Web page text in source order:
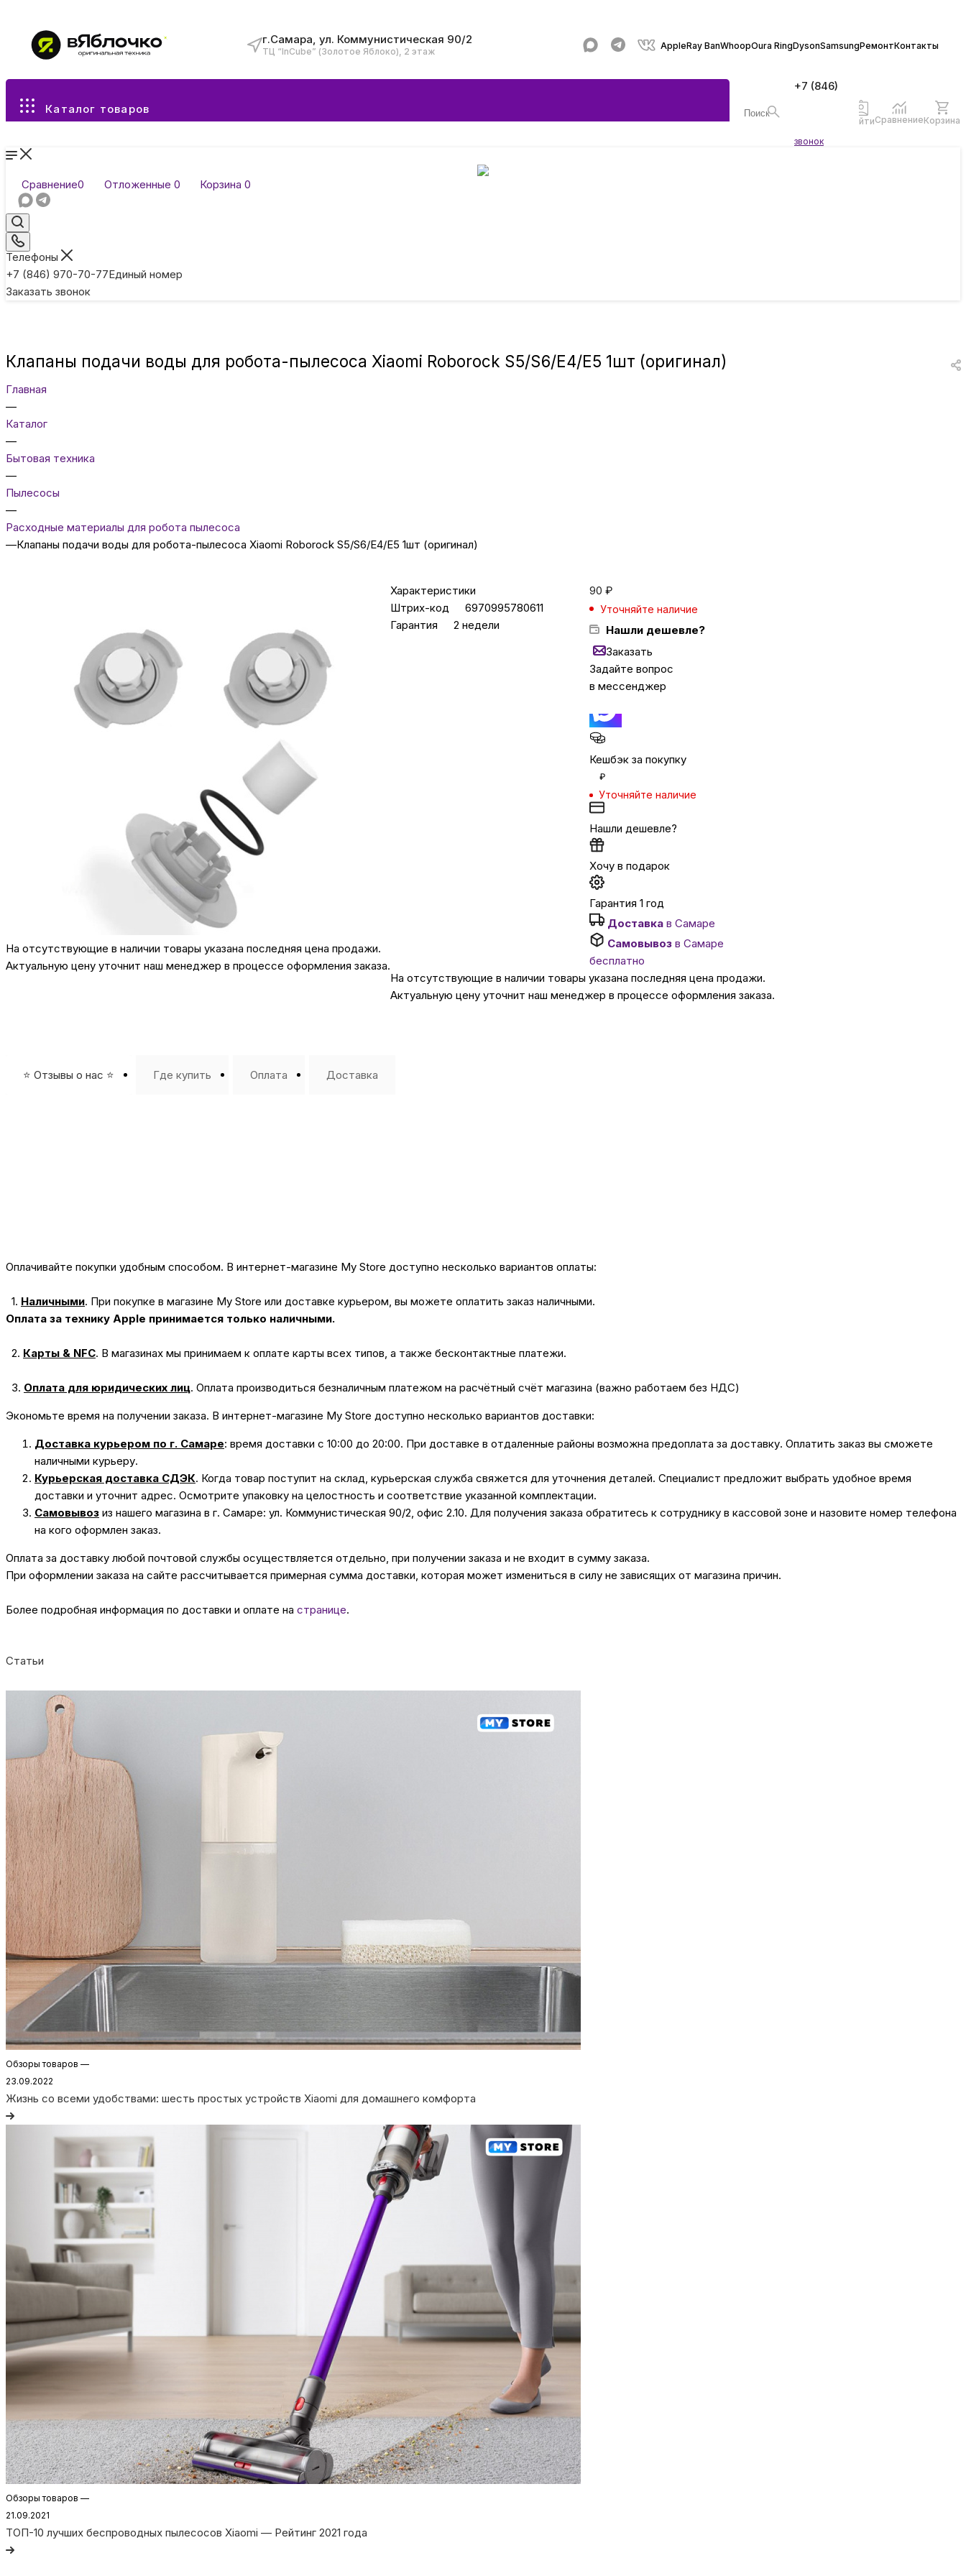
г.Самара, ул. Коммунистическая 90/2
ТЦ “InCube” (Золотое Яблоко), 2 этаж
AppleRay BanWhoopOura RingDysonSamsungРемонтКонтакты
Каталог товаров
+7 (846)
звонок
ВойтиСравнениеКорзина
Сравнение0 Отложенные 0 Корзина 0
Телефоны
+7 (846) 970-70-77Единый номер
Заказать звонок
Все разделы каталога
Фототехника
Бытовая техника
Красота и здоровье
Сумки и чемоданы
LEGO
Для домашних питомцев
Автомобильные аксессуары
Клапаны подачи воды для робота-пылесоса Xiaomi Roborock S5/S6/E4/E5 1шт (оригинал)
Главная
—
Каталог
—
Бытовая техника
—
Пылесосы
—
Расходные материалы для робота пылесоса
—Клапаны подачи воды для робота-пылесоса Xiaomi Roborock S5/S6/E4/E5 1шт (оригинал)
На отсутствующие в наличии товары указана последняя цена продажи.
Актуальную цену уточнит наш менеджер в процессе оформления заказа.
Характеристики
Штрих-код
6970995780611
Гарантия
2 недели
90 ₽
Уточняйте наличие
Нашли дешевле?
Заказать
Задайте вопрос
в мессенджер
Кешбэк за покупку
₽
Уточняйте наличие
Нашли дешевле?
Хочу в подарок
Гарантия 1 год
Доставкав Самаре
Самовывозв Самаре
бесплатно
На отсутствующие в наличии товары указана последняя цена продажи.
Актуальную цену уточнит наш менеджер в процессе оформления заказа.
⭐️ Отзывы о нас ⭐️ Где купить Оплата Доставка
Оплачивайте покупки удобным способом. В интернет-магазине My Store доступно несколько вариантов оплаты:
1. Наличными. При покупке в магазине My Store или доставке курьером, вы можете оплатить заказ наличными.
Оплата за технику Apple принимается только наличными.
2. Карты & NFC. В магазинах мы принимаем к оплате карты всех типов, а также бесконтактные платежи.
3. Оплата для юридических лиц. Оплата производиться безналичным платежом на расчётный счёт магазина (важно работаем без НДС)
Экономьте время на получении заказа. В интернет-магазине My Store доступно несколько вариантов доставки:
Доставка курьером по г. Самаре: время доставки с 10:00 до 20:00. При доставке в отдаленные районы возможна предоплата за доставку. Оплатить заказ вы сможете
наличными курьеру.
Курьерская доставка СДЭК. Когда товар поступит на склад, курьерская служба свяжется для уточнения деталей. Специалист предложит выбрать удобное время
доставки и уточнит адрес. Осмотрите упаковку на целостность и соответствие указанной комплектации.
Самовывоз из нашего магазина в г. Самаре: ул. Коммунистическая 90/2, офис 2.10. Для получения заказа обратитесь к сотруднику в кассовой зоне и назовите номер телефона
на кого оформлен заказ.
Оплата за доставку любой почтовой службы осуществляется отдельно, при получении заказа и не входит в сумму заказа.
При оформлении заказа на сайте рассчитывается примерная сумма доставки, которая может измениться в силу не зависящих от магазина причин.
Более подробная информация по доставки и оплате на странице.
Статьи
Обзоры товаров —
23.09.2022
Жизнь со всеми удобствами: шесть простых устройств Xiaomi для домашнего комфорта
Обзоры товаров —
21.09.2021
ТОП-10 лучших беспроводных пылесосов Xiaomi — Рейтинг 2021 года